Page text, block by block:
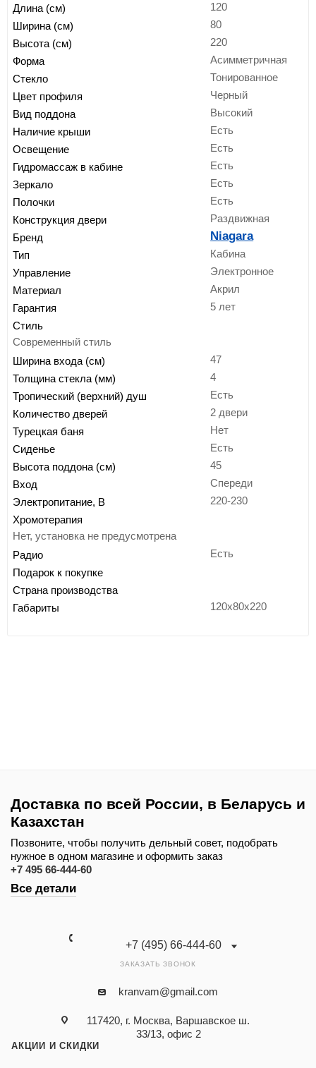
Длина (см) 120
Ширина (см) 80
Высота (см) 220
Форма Асимметричная
Стекло Тонированное
Цвет профиля Черный
Вид поддона Высокий
Наличие крыши Есть
Освещение Есть
Гидромассаж в кабине Есть
Зеркало Есть
Полочки Есть
Конструкция двери Раздвижная
Бренд Niagara
Тип Кабина
Управление Электронное
Материал Акрил
Гарантия 5 лет
Стиль
Современный стиль
Ширина входа (см) 47
Толщина стекла (мм) 4
Тропический (верхний) душ Есть
Количество дверей 2 двери
Турецкая баня Нет
Сиденье Есть
Высота поддона (см) 45
Вход Спереди
Электропитание, В 220-230
Хромотерапия
Нет, установка не предусмотрена
Радио Есть
Подарок к покупке
Страна производства
Габариты
120x80x220
Доставка по всей России, в Беларусь и
Казахстан
Позвоните, чтобы получить дельный совет, подобрать
нужное в одном магазине и оформить заказ
+7 495 66-444-60
Все детали
+7 (495) 66-444-60
ЗАКАЗАТЬ ЗВОНОК
kranvam@gmail.com
117420, г. Москва, Варшавское ш.
33/13, офис 2
АКЦИИ И СКИДКИ